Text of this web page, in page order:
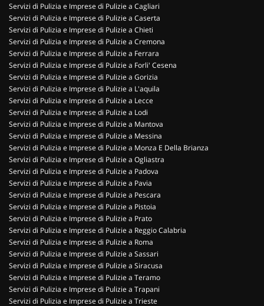
Servizi di Pulizia e Imprese di Pulizie a Cagliari
Servizi di Pulizia e Imprese di Pulizie a Caserta
Servizi di Pulizia e Imprese di Pulizie a Chieti
Servizi di Pulizia e Imprese di Pulizie a Cremona
Servizi di Pulizia e Imprese di Pulizie a Ferrara
Servizi di Pulizia e Imprese di Pulizie a Forli' Cesena
Servizi di Pulizia e Imprese di Pulizie a Gorizia
Servizi di Pulizia e Imprese di Pulizie a L'aquila
Servizi di Pulizia e Imprese di Pulizie a Lecce
Servizi di Pulizia e Imprese di Pulizie a Lodi
Servizi di Pulizia e Imprese di Pulizie a Mantova
Servizi di Pulizia e Imprese di Pulizie a Messina
Servizi di Pulizia e Imprese di Pulizie a Monza E Della Brianza
Servizi di Pulizia e Imprese di Pulizie a Ogliastra
Servizi di Pulizia e Imprese di Pulizie a Padova
Servizi di Pulizia e Imprese di Pulizie a Pavia
Servizi di Pulizia e Imprese di Pulizie a Pescara
Servizi di Pulizia e Imprese di Pulizie a Pistoia
Servizi di Pulizia e Imprese di Pulizie a Prato
Servizi di Pulizia e Imprese di Pulizie a Reggio Calabria
Servizi di Pulizia e Imprese di Pulizie a Roma
Servizi di Pulizia e Imprese di Pulizie a Sassari
Servizi di Pulizia e Imprese di Pulizie a Siracusa
Servizi di Pulizia e Imprese di Pulizie a Teramo
Servizi di Pulizia e Imprese di Pulizie a Trapani
Servizi di Pulizia e Imprese di Pulizie a Trieste